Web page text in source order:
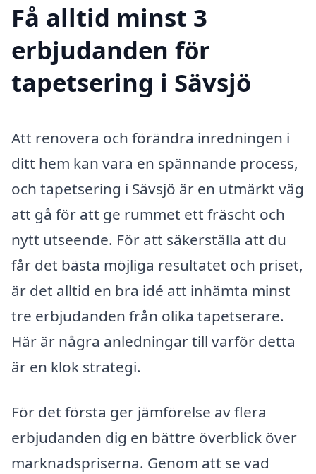
Få alltid minst 3
erbjudanden för
tapetsering i Sävsjö
Att renovera och förändra inredningen i
ditt hem kan vara en spännande process,
och tapetsering i Sävsjö är en utmärkt väg
att gå för att ge rummet ett fräscht och
nytt utseende. För att säkerställa att du
får det bästa möjliga resultatet och priset,
är det alltid en bra idé att inhämta minst
tre erbjudanden från olika tapetserare.
Här är några anledningar till varför detta
är en klok strategi.
För det första ger jämförelse av flera
erbjudanden dig en bättre överblick över
marknadspriserna. Genom att se vad